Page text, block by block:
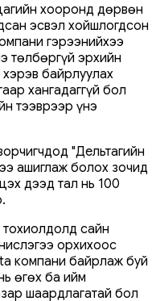
хооронд дөрвөн
эсвэл хойшлогдсон
гэрээнийхээ
төлбөргүй эрхийн
байрлуулах
хангадаггүй бол
тээврээр үнэ
"Дельтагийн
ашиглаж болох зочид
дээд тал нь 100
сайн
орхихоос
компани байрлаж буй
өгөх ба ийм
шаардлагатай бол